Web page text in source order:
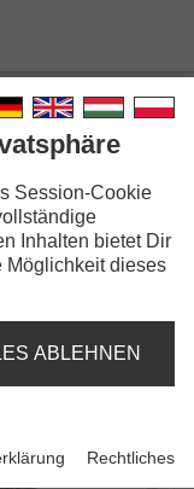
Session-Cookie
Inhalten bietet Dir
Möglichkeit dieses
ABLEHNEN
Rechtliches